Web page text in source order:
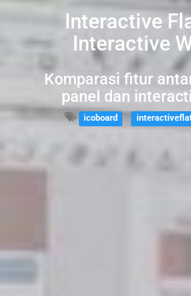
Interactive
Interactive
Komparasi fitur
panel dan
icoboard